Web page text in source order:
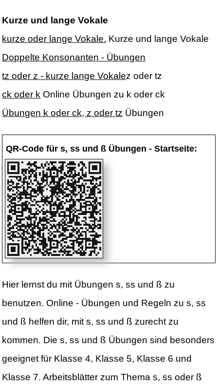
Kurze und lange Vokale
kurze oder lange Vokale. Kurze und lange Vokale
Doppelte Konsonanten - Übungen
tz oder z - kurze lange Vokalez oder tz
ck oder k Online Übungen zu k oder ck
Übungen k oder ck, z oder tz Übungen
QR-Code für s, ss und ß Übungen - Startseite:
Hier lernst du mit Übungen s, ss und ß zu
benutzen. Online - Übungen und Regeln zu s, ss
und ß helfen dir, mit s, ss und ß zurecht zu
kommen. Die s, ss und ß Übungen sind besonders
geeignet für Klasse 4, Klasse 5, Klasse 6 und
Klasse 7. Arbeitsblätter zum Thema s, ss oder ß